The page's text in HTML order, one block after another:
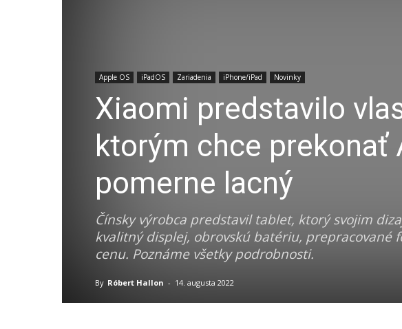
Apple OS iPadOS Zariadenia iPhone/iPad Novinky
Xiaomi predstavilo
ktorým chce prekonať
pomerne lacný
Čínsky výrobca predstavil tablet, ktorý svojim
kvalitný displej, obrovskú batériu,
cenu. Poznáme všetky podrobnosti.
By Róbert Hallon - 14. augusta 2022